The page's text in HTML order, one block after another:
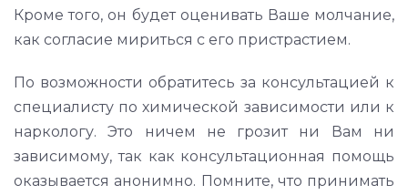
Кроме того, он будет оценивать Ваше молчание,
как согласие мириться с его пристрастием.
По возможности обратитесь за консультацией к
специалисту по химической зависимости или к
наркологу. Это ничем не грозит ни Вам ни
зависимому, так как консультационная помощь
оказывается анонимно. Помните, что принимать